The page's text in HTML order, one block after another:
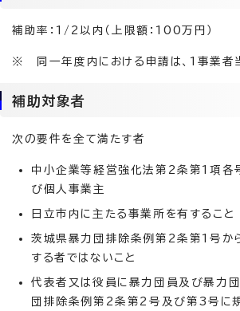
補助率：1/2以内（上限額：100万円）
※ 同一年度内における申請は、1事業者
補助対象者
次の要件を全て満たす者
中小企業等経営強化法第2条第1項各
び個人事業主
日立市内に主たる事業所を有すること
茨城県暴力団排除条例第2条第1号か
する者ではないこと
代表者又は役員に暴力団員及び暴力団
団排除条例第2条第2号及び第3号に